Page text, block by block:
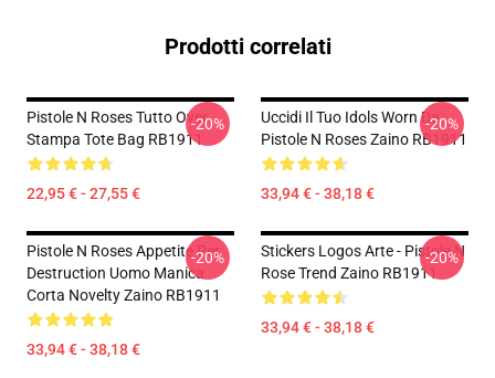
Prodotti correlati
Pistole N Roses Tutto Over
Stampa Tote Bag RB1911
22,95 € - 27,55 €
-20%
Uccidi Il Tuo Idols Worn Da
Pistole N Roses Zaino RB1911
33,94 € - 38,18 €
-20%
Pistole N Roses Appetite Per
Destruction Uomo Manica
Corta Novelty Zaino RB1911
33,94 € - 38,18 €
-20%
Stickers Logos Arte - Pistole N
Rose Trend Zaino RB1911
33,94 € - 38,18 €
-20%